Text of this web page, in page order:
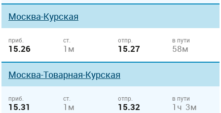
Москва-Курская
приб.
15.26
ст.
1м
отпр.
15.27
в пути
58м
Москва-Товарная-Курская
приб.
15.31
ст.
1м
отпр.
15.32
в пути
1ч 3м